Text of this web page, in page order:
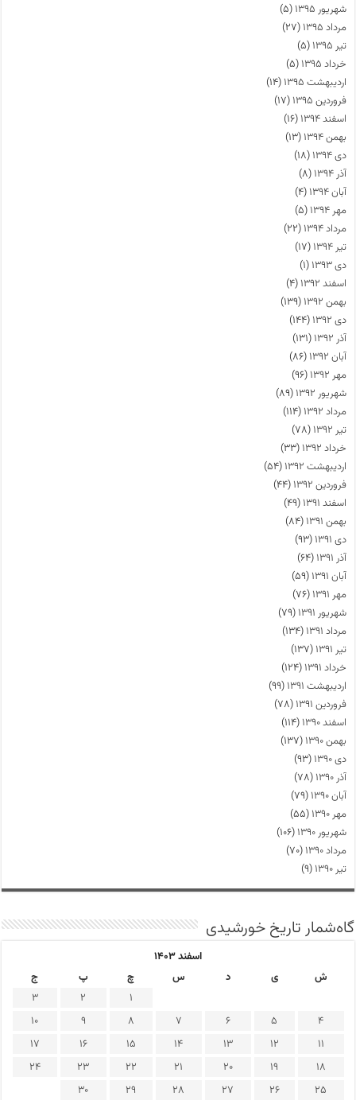
شهریور ۱۳۹۵
(۵)
مرداد ۱۳۹۵
(۲۷)
تیر ۱۳۹۵
(۵)
خرداد ۱۳۹۵
(۵)
اردیبهشت ۱۳۹۵
(۱۴)
فروردین ۱۳۹۵
(۱۷)
اسفند ۱۳۹۴
(۱۶)
بهمن ۱۳۹۴
(۱۳)
دی ۱۳۹۴
(۱۸)
آذر ۱۳۹۴
(۸)
آبان ۱۳۹۴
(۴)
مهر ۱۳۹۴
(۵)
مرداد ۱۳۹۴
(۲۲)
تیر ۱۳۹۴
(۱۷)
دی ۱۳۹۳
(۱)
اسفند ۱۳۹۲
(۴)
بهمن ۱۳۹۲
(۱۳۹)
دی ۱۳۹۲
(۱۴۴)
آذر ۱۳۹۲
(۱۳۱)
آبان ۱۳۹۲
(۸۶)
مهر ۱۳۹۲
(۹۶)
شهریور ۱۳۹۲
(۸۹)
مرداد ۱۳۹۲
(۱۱۴)
تیر ۱۳۹۲
(۷۸)
خرداد ۱۳۹۲
(۳۳)
اردیبهشت ۱۳۹۲
(۵۴)
فروردین ۱۳۹۲
(۴۴)
اسفند ۱۳۹۱
(۴۹)
بهمن ۱۳۹۱
(۸۴)
دی ۱۳۹۱
(۹۳)
آذر ۱۳۹۱
(۶۴)
آبان ۱۳۹۱
(۵۹)
مهر ۱۳۹۱
(۷۶)
شهریور ۱۳۹۱
(۷۹)
مرداد ۱۳۹۱
(۱۳۴)
تیر ۱۳۹۱
(۱۳۷)
خرداد ۱۳۹۱
(۱۲۴)
اردیبهشت ۱۳۹۱
(۹۹)
فروردین ۱۳۹۱
(۷۸)
اسفند ۱۳۹۰
(۱۱۴)
بهمن ۱۳۹۰
(۱۳۷)
دی ۱۳۹۰
(۹۳)
آذر ۱۳۹۰
(۷۸)
آبان ۱۳۹۰
(۷۹)
مهر ۱۳۹۰
(۵۵)
شهریور ۱۳۹۰
(۱۰۶)
مرداد ۱۳۹۰
(۷۰)
تیر ۱۳۹۰
(۹)
گاه‌شمار تاریخ خورشیدی
اسفند ۱۴۰۳
ش
ی د س چ پ
ج
1
2
3
4
5
6
7
8
9
10
11
12
13
14
15
16
17
18
19
20
21
22
23
24
25
26
27
28
29
30